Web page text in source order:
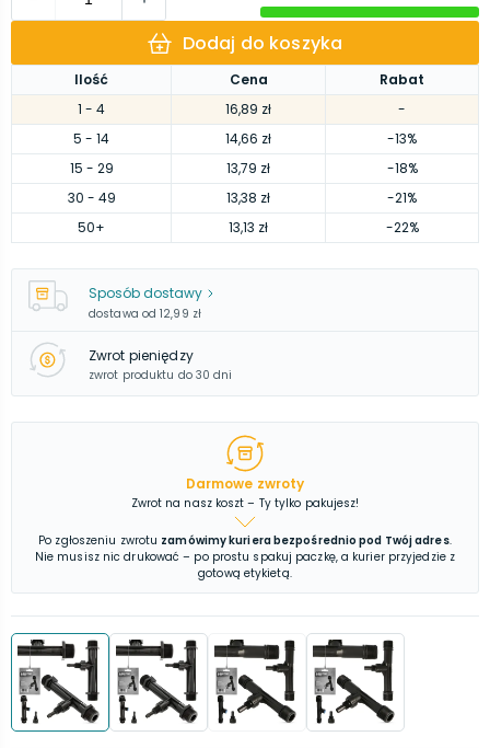
Ilość Cena
Rabat
1 - 4 16,89 zł
-
5 - 14 14,66 zł
-13%
15 - 29 13,79 zł
-18%
30 - 49 13,38 zł
-21%
50+ 13,13 zł -22%
Dodaj do koszyka
Sposób dostawy
dostawa od 12,99 zł
Zwrot pieniędzy
zwrot produktu do 30 dni
Darmowe zwroty
Zwrot na nasz koszt – Ty tylko pakujesz!
Po zgłoszeniu zwrotu zamówimy kuriera bezpośrednio pod Twój adres.
Nie musisz nic drukować – po prostu spakuj paczkę, a kurier przyjedzie z
gotową etykietą.